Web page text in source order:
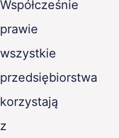
Współcześnie
prawie
wszystkie
przedsiębiorstwa
korzystają
z